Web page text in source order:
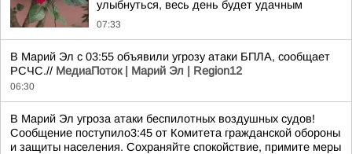
улыбнуться, весь день будет удачным
07:33
В Марий Эл с 03:55 объявили угрозу атаки БПЛА, сообщает
РСЧС.// МедиаПоток | Марий Эл | Region12
06:30
В Марий Эл угроза атаки беспилотных воздушных судов!
Сообщение поступило3:45 от Комитета гражданской обороны
и защиты населения. Сохраняйте спокойствие, примите меры